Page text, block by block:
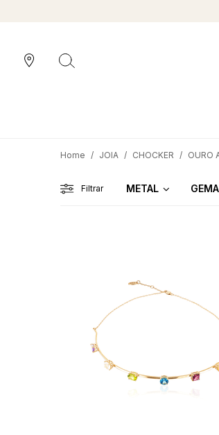
JOIA CHOCKER OURO
Filtrar METAL GEMA